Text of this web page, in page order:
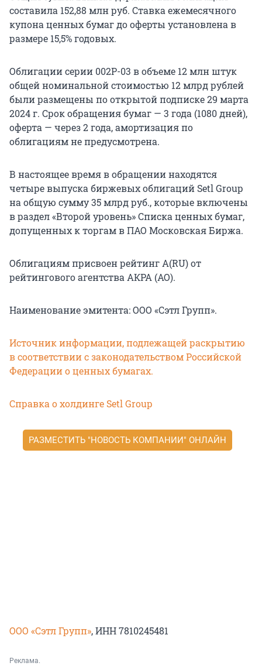
составила 152,88 млн руб. Ставка ежемесячного
купона ценных бумаг до оферты установлена в
размере 15,5% годовых.
Облигации серии 002P-03 в объеме 12 млн штук
общей номинальной стоимостью 12 млрд рублей
были размещены по открытой подписке 29 марта
2024 г. Срок обращения бумаг — 3 года (1080 дней),
оферта — через 2 года, амортизация по
облигациям не предусмотрена.
В настоящее время в обращении находятся
четыре выпуска биржевых облигаций Setl Group
на общую сумму 35 млрд руб., которые включены
в раздел «Второй уровень» Списка ценных бумаг,
допущенных к торгам в ПАО Московская Биржа.
Облигациям присвоен рейтинг A(RU) от
рейтингового агентства АКРА (АО).
Наименование эмитента: ООО «Сэтл Групп».
Источник информации, подлежащей раскрытию
в соответствии с законодательством Российской
Федерации о ценных бумагах.
Справка о холдинге Setl Group
РАЗМЕСТИТЬ "НОВОСТЬ КОМПАНИИ" ОНЛАЙН
ООО «Сэтл Групп», ИНН 7810245481
Реклама.